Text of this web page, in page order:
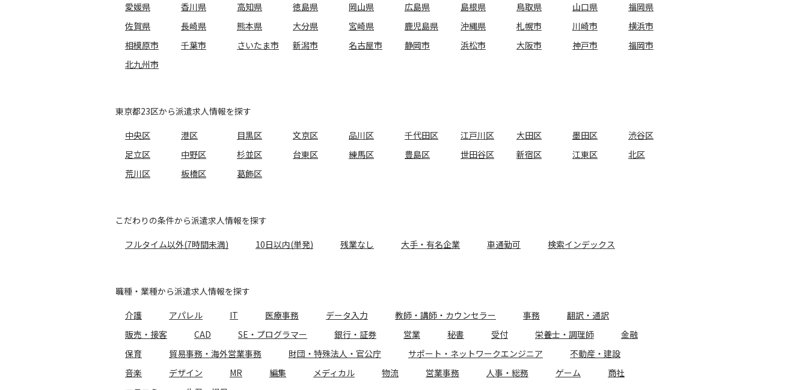
愛媛県
香川県 高知県 徳島県 岡山県 広島県 島根県 鳥取県 山口県
福岡県
佐賀県
長崎県 熊本県 大分県 宮崎県 鹿児島県 沖縄県 札幌市 川崎市
横浜市
相模原市
千葉市 さいたま市 新潟市 名古屋市 静岡市 浜松市 大阪市 神戸市
福岡市
北九州市
東京都23区から派遣求人情報を探す
中央区
港区 目黒区 文京区 品川区 千代田区 江戸川区 大田区 墨田区
渋谷区
足立区
中野区 杉並区 台東区 練馬区 豊島区 世田谷区 新宿区 江東区
北区
荒川区
板橋区 葛飾区
こだわりの条件から派遣求人情報を探す
フルタイム以外(7時間未満)
10日以内(単発) 残業なし 大手・有名企業 車通勤可 検索インデックス
職種・業種から派遣求人情報を探す
介護
アパレル IT 医療事務 データ入力 教師・講師・カウンセラー 事務
翻訳・通訳
販売・接客
CAD SE・プログラマー 銀行・証券 営業 秘書 受付 栄養士・調理師
金融
保育
貿易事務・海外営業事務 財団・特殊法人・官公庁 サポート・ネットワークエンジニア
不動産・建設
音楽
デザイン MR 編集 メディカル 物流 営業事務 人事・総務 ゲーム
商社